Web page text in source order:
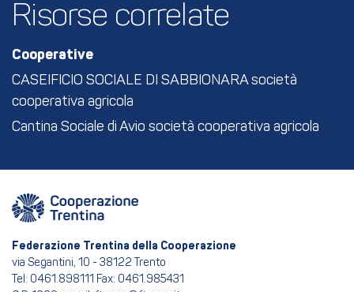
Risorse correlate
Cooperative
CASEIFICIO SOCIALE DI SABBIONARA società
cooperativa agricola
Cantina Sociale di Avio società cooperativa agricola
Federazione Trentina della Cooperazione
via Segantini, 10 - 38122 Trento
Tel: 0461.898111 Fax: 0461.985431